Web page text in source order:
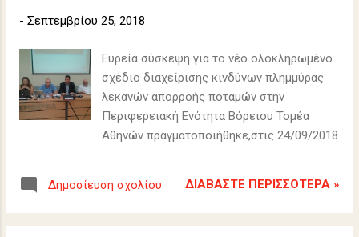
- Σεπτεμβρίου 25, 2018
Ευρεία σύσκεψη για το νέο ολοκληρωμένο
σχέδιο διαχείρισης κινδύνων πλημμύρας
λεκανών απορροής ποταμών στην
Περιφερειακή Ενότητα Βόρειου Τομέα
Αθηνών πραγματοποιήθηκε,στις 24/09/2018
Δημοσίευση σχολίου ΔΙΑΒΆΣΤΕ ΠΕΡΙΣΣΌΤΕΡΑ »